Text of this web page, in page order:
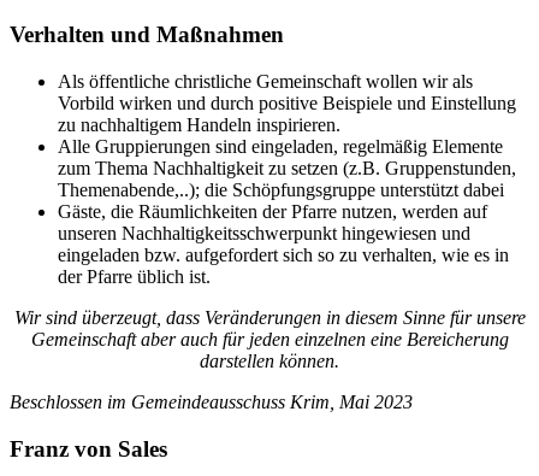
Verhalten und Maßnahmen
Als öffentliche christliche Gemeinschaft wollen wir als
Vorbild wirken und durch positive Beispiele und Einstellung
zu nachhaltigem Handeln inspirieren.
Alle Gruppierungen sind eingeladen, regelmäßig Elemente
zum Thema Nachhaltigkeit zu setzen (z.B. Gruppenstunden,
Themenabende,..); die Schöpfungsgruppe unterstützt dabei
Gäste, die Räumlichkeiten der Pfarre nutzen, werden auf
unseren Nachhaltigkeitsschwerpunkt hingewiesen und
eingeladen bzw. aufgefordert sich so zu verhalten, wie es in
der Pfarre üblich ist.
Wir sind überzeugt, dass Veränderungen in diesem Sinne für unsere
Gemeinschaft aber auch für jeden einzelnen eine Bereicherung
darstellen können.
Beschlossen im Gemeindeausschuss Krim, Mai 2023
Franz von Sales